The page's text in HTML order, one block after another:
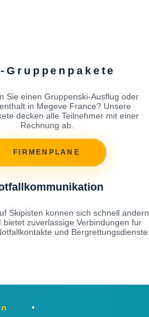
Gruppenpakete
Sie einen Gruppenski-Ausflug oder
in Megeve France? Unsere
decken alle Teilnehmer mit einer
Rechnung ab.
FIRMENPLANE
Skipisten konnen sich schnell andern.
bietet zuverlassige Verbindungen fur
und Bergrettungsdienste.